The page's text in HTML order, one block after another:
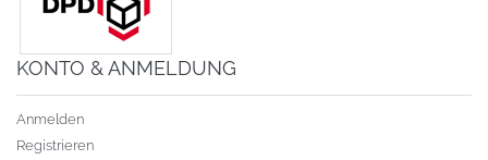
KONTO & ANMELDUNG
Anmelden
Registrieren